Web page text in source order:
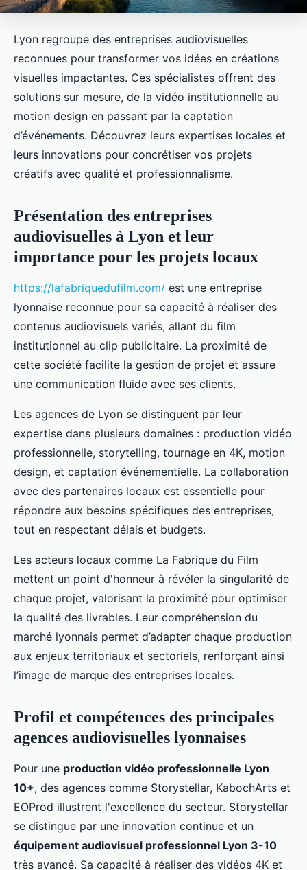
Lyon regroupe des entreprises audiovisuelles
reconnues pour transformer vos idées en créations
visuelles impactantes. Ces spécialistes offrent des
solutions sur mesure, de la vidéo institutionnelle au
motion design en passant par la captation
d’événements. Découvrez leurs expertises locales et
leurs innovations pour concrétiser vos projets
créatifs avec qualité et professionnalisme.
Présentation des entreprises
audiovisuelles à Lyon et leur
importance pour les projets locaux
https://lafabriquedufilm.com/ est une entreprise
lyonnaise reconnue pour sa capacité à réaliser des
contenus audiovisuels variés, allant du film
institutionnel au clip publicitaire. La proximité de
cette société facilite la gestion de projet et assure
une communication fluide avec ses clients.
Les agences de Lyon se distinguent par leur
expertise dans plusieurs domaines : production vidéo
professionnelle, storytelling, tournage en 4K, motion
design, et captation événementielle. La collaboration
avec des partenaires locaux est essentielle pour
répondre aux besoins spécifiques des entreprises,
tout en respectant délais et budgets.
Les acteurs locaux comme La Fabrique du Film
mettent un point d'honneur à révéler la singularité de
chaque projet, valorisant la proximité pour optimiser
la qualité des livrables. Leur compréhension du
marché lyonnais permet d’adapter chaque production
aux enjeux territoriaux et sectoriels, renforçant ainsi
l’image de marque des entreprises locales.
Profil et compétences des principales
agences audiovisuelles lyonnaises
Pour une production vidéo professionnelle Lyon
10+, des agences comme Storystellar, KabochArts et
EOProd illustrent l'excellence du secteur. Storystellar
se distingue par une innovation continue et un
équipement audiovisuel professionnel Lyon 3-10
très avancé. Sa capacité à réaliser des vidéos 4K et